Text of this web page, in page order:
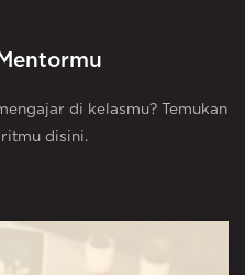
di kelasmu? Temukan
disini.